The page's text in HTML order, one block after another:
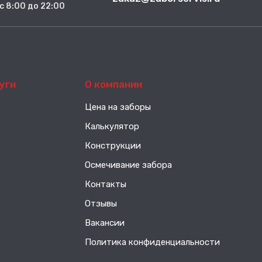
8:00 до 22:00
О компании
Цена на заборы
Калькулятор
Конструкции
Осмечивание забора
Контакты
Отзывы
Вакансии
Политика конфиденциальности